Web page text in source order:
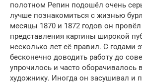
полотном Репин подошёл очень
лучше познакомиться с жизнью
месяцы 1870 и 1872 годов он
представления картины широкой
несколько лет её правил. С годами
бесконечно доводить работу до
упрочилось и часто оборачивалось
художнику. Иногда он засушивал и